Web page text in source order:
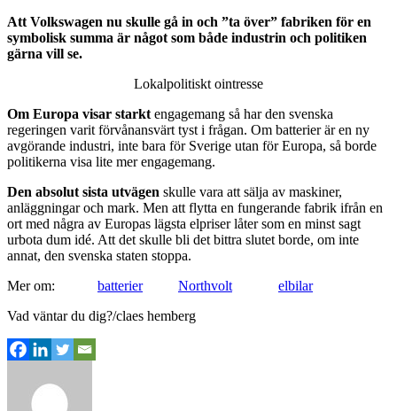
Att Volkswagen nu skulle gå in och ”ta över” fabriken för en
symbolisk summa är något som både industrin och politiken
gärna vill se.
Lokalpolitiskt ointresse
Om Europa visar starkt engagemang så har den svenska
regeringen varit förvånansvärt tyst i frågan. Om batterier är en ny
avgörande industri, inte bara för Sverige utan för Europa, så borde
politikerna visa lite mer engagemang.
Den absolut sista utvägen skulle vara att sälja av maskiner,
anläggningar och mark. Men att flytta en fungerande fabrik ifrån en
ort med några av Europas lägsta elpriser låter som en minst sagt
urbota dum idé. Att det skulle bli det bittra slutet borde, om inte
annat, den svenska staten stoppa.
Mer om: batterier Northvolt
elbilar
Vad väntar du dig?/claes hemberg